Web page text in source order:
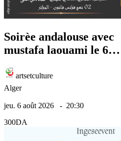
Soirèe andalouse avec
mustafa laouami le 6
artsetculture
Alger
jeu. 6 août 2026 - 20:30
300DA